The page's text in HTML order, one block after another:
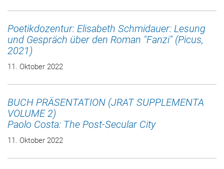
Poetikdozentur: Elisabeth Schmidauer: Lesung
und Gespräch über den Roman "Fanzi" (Picus,
2021)
11. Oktober 2022
BUCH PRÄSENTATION (JRAT SUPPLEMENTA
VOLUME 2)
Paolo Costa: The Post-Secular City
11. Oktober 2022